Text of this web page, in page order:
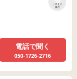
リストに
保存
電話で聞く
050-1726-2716